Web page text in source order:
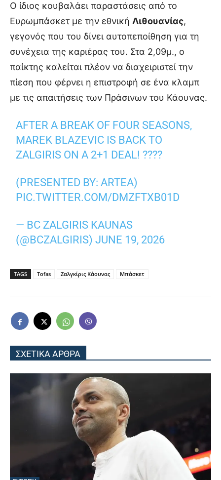
Ο ίδιος κουβαλάει παραστάσεις από το
Ευρωμπάσκετ με την εθνική Λιθουανίας,
γεγονός που του δίνει αυτοπεποίθηση για τη
συνέχεια της καριέρας του. Στα 2,09μ., ο
παίκτης καλείται πλέον να διαχειριστεί την
πίεση που φέρνει η επιστροφή σε ένα κλαμπ
με τις απαιτήσεις των Πράσινων του Κάουνας.
AFTER A BREAK OF FOUR SEASONS,
MAREK BLAZEVIC IS BACK TO
ZALGIRIS ON A 2+1 DEAL! ????
(PRESENTED BY: ARTEA)
PIC.TWITTER.COM/DMZFTXB01D
— BC ZALGIRIS KAUNAS
(@BCZALGIRIS)JUNE 19, 2026
TAGS Tofas Ζαλγκίρις Κάουνας Μπάσκετ
ΣΧΕΤΙΚΑ ΑΡΘΡΑ